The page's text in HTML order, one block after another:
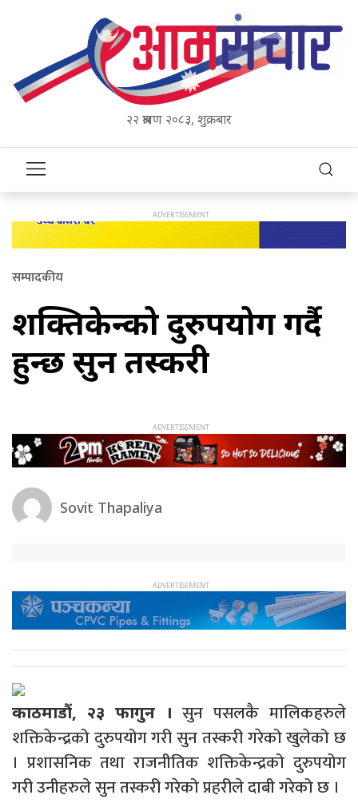
२२ श्रावण २०८३, शुक्रबार
सम्पादकीय
शक्तिकेन्द्रको दुरुपयोग गर्दै
हुन्छ सुन तस्करी
Sovit Thapaliya
काठमाडौं, २३ फागुन । सुन पसलकै मालिकहरुले
शक्तिकेन्द्रको दुरुपयोग गरी सुन तस्करी गरेको खुलेको छ
। प्रशासनिक तथा राजनीतिक शक्तिकेन्द्रको दुरुपयोग
गरी उनीहरुले सुन तस्करी गरेको प्रहरीले दाबी गरेको छ ।